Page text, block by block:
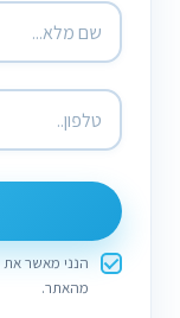
הנני מאשר את
מהאתר.